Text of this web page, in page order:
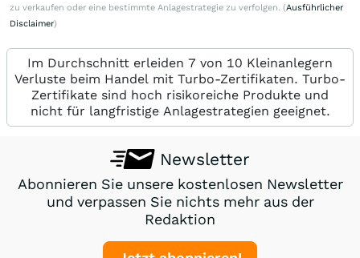
zu verkaufen oder eine bestimmte Anlagestrategie zu verfolgen. (Ausführlicher
Disclaimer)
Im Durchschnitt erleiden 7 von 10 Kleinanlegern
Verluste beim Handel mit Turbo-Zertifikaten. Turbo-
Zertifikate sind hoch risikoreiche Produkte und
nicht für langfristige Anlagestrategien geeignet.
Newsletter
Abonnieren Sie unsere kostenlosen Newsletter
und verpassen Sie nichts mehr aus der
Redaktion